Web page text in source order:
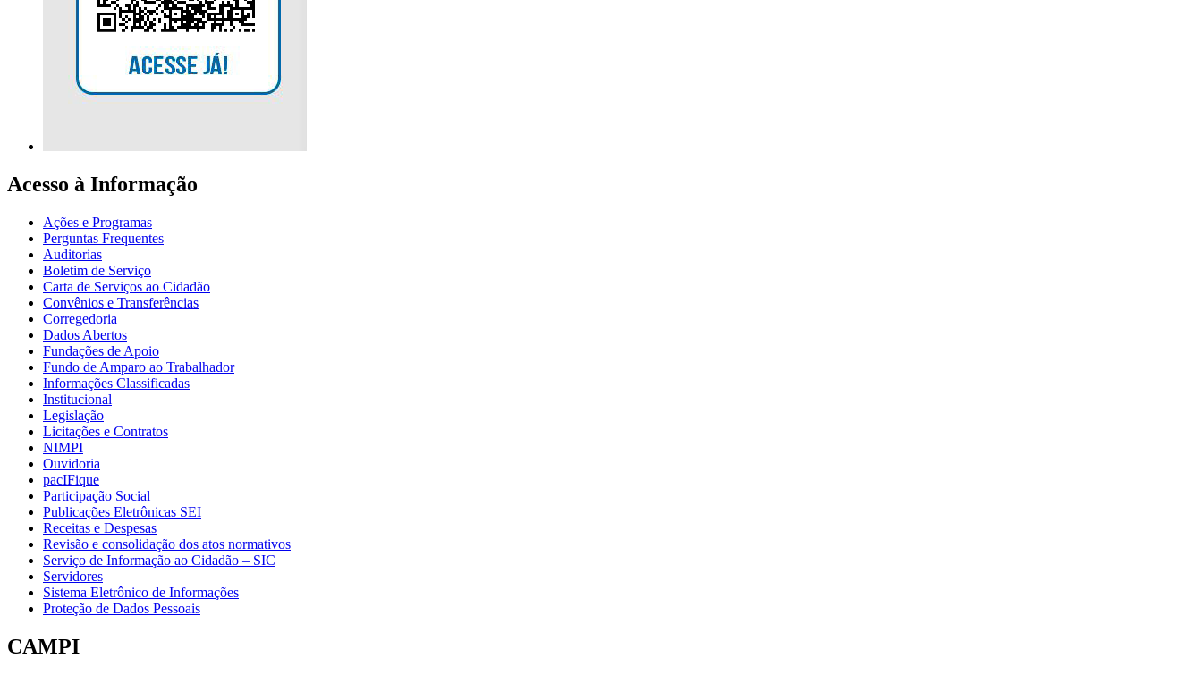
Acesso à Informação
Ações e Programas
Perguntas Frequentes
Auditorias
Boletim de Serviço
Carta de Serviços ao Cidadão
Convênios e Transferências
Corregedoria
Dados Abertos
Fundações de Apoio
Fundo de Amparo ao Trabalhador
Informações Classificadas
Institucional
Legislação
Licitações e Contratos
NIMPI
Ouvidoria
pacIFique
Participação Social
Publicações Eletrônicas SEI
Receitas e Despesas
Revisão e consolidação dos atos normativos
Serviço de Informação ao Cidadão – SIC
Servidores
Sistema Eletrônico de Informações
Proteção de Dados Pessoais
CAMPI